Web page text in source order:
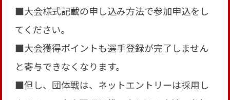
■大会様式記載の申し込み方法で参加申込をし
てください。
■大会獲得ポイントも選手登録が完了しません
と寄与できなくなります。
■但し、団体戦は、ネットエントリーは採用し